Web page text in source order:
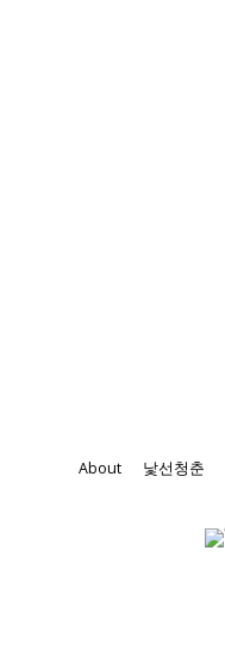
About 낯선청춘